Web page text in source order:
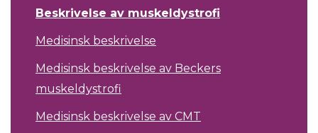
Beskrivelse av muskeldystrofi
Medisinsk beskrivelse
Medisinsk beskrivelse av Beckers
muskeldystrofi
Medisinsk beskrivelse av CMT